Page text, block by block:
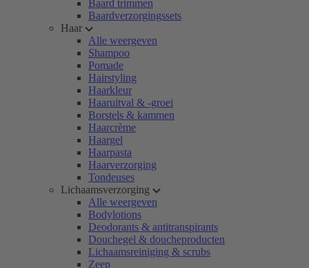
Baard trimmen
Baardverzorgingssets
Haar
Alle weergeven
Shampoo
Pomade
Hairstyling
Haarkleur
Haaruitval & -groei
Borstels & kammen
Haarcrème
Haargel
Haarpasta
Haarverzorging
Tondeuses
Lichaamsverzorging
Alle weergeven
Bodylotions
Deodorants & antitranspirants
Douchegel & doucheproducten
Lichaamsreiniging & scrubs
Zeep